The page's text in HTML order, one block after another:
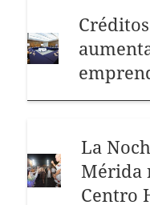
La
Mérida
Centro